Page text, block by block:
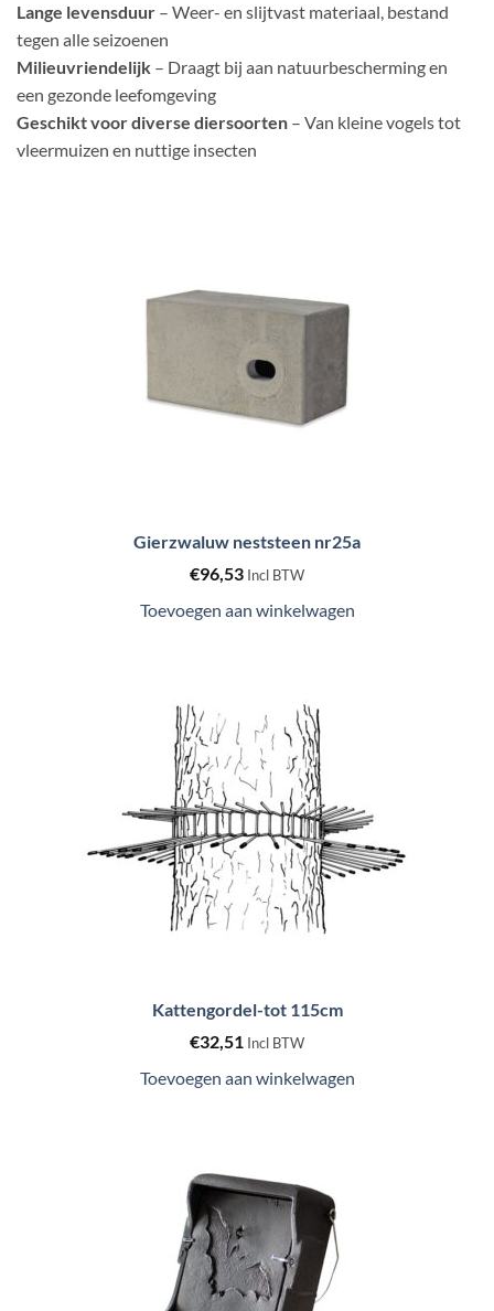
Lange levensduur – Weer- en slijtvast materiaal, bestand
tegen alle seizoenen
Milieuvriendelijk – Draagt bij aan natuurbescherming en
een gezonde leefomgeving
Geschikt voor diverse diersoorten – Van kleine vogels tot
vleermuizen en nuttige insecten
Gierzwaluw neststeen nr25a
€96,53 Incl BTW
Toevoegen aan winkelwagen
Kattengordel-tot 115cm
€32,51 Incl BTW
Toevoegen aan winkelwagen